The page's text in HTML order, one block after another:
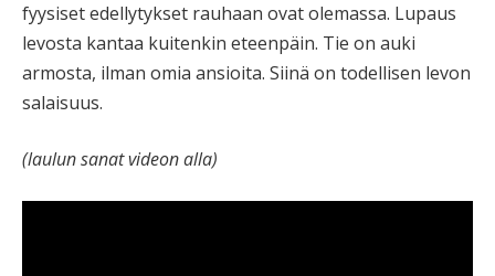
fyysiset edellytykset rauhaan ovat olemassa. Lupaus
levosta kantaa kuitenkin eteenpäin. Tie on auki
armosta, ilman omia ansioita. Siinä on todellisen levon
salaisuus.
(laulun sanat videon alla)